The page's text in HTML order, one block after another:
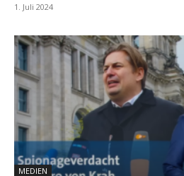
1. Juli 2024
MEDIEN